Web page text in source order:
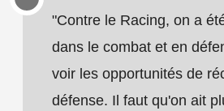
"Contre le Racing, on a
dans le combat et en
voir les opportunités de
défense. Il faut qu'on ait